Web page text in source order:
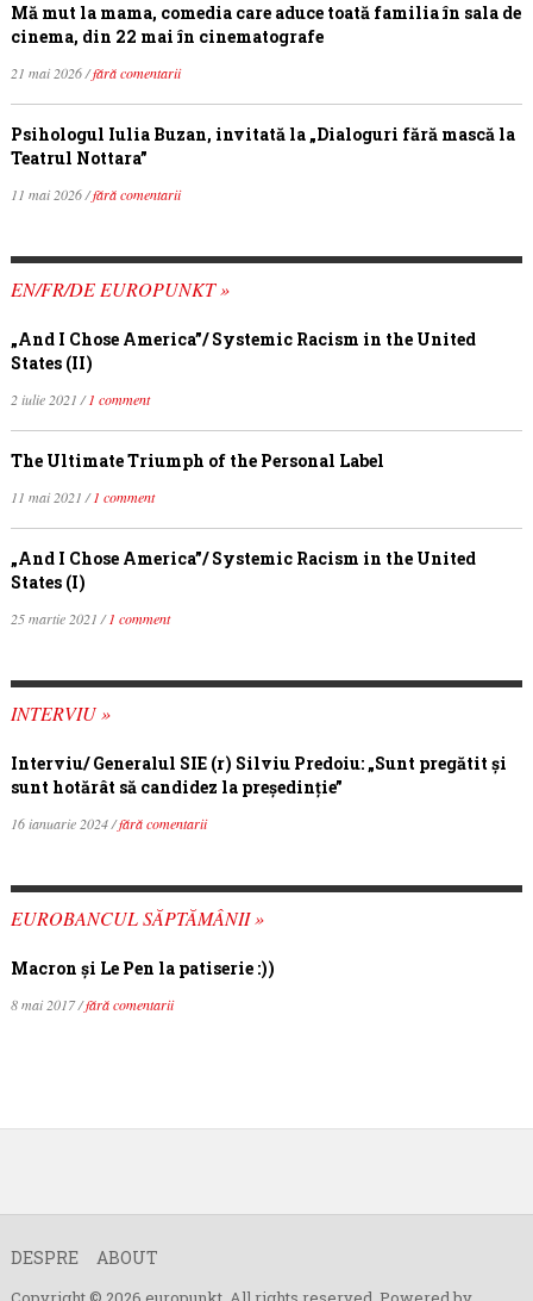
Mă mut la mama, comedia care aduce toată familia în sala de
cinema, din 22 mai în cinematografe
21 mai 2026 /fără comentarii
Psihologul Iulia Buzan, invitată la „Dialoguri fără mască la
Teatrul Nottara”
11 mai 2026 /fără comentarii
EN/FR/DE EUROPUNKT »
„And I Chose America”/ Systemic Racism in the United
States (II)
2 iulie 2021 /1 comment
The Ultimate Triumph of the Personal Label
11 mai 2021 /1 comment
„And I Chose America”/ Systemic Racism in the United
States (I)
25 martie 2021 /1 comment
INTERVIU »
Interviu/ Generalul SIE (r) Silviu Predoiu: „Sunt pregătit și
sunt hotărât să candidez la președinție”
16 ianuarie 2024 /fără comentarii
EUROBANCUL SĂPTĂMÂNII »
Macron şi Le Pen la patiserie :))
8 mai 2017 /fără comentarii
DESPRE ABOUT